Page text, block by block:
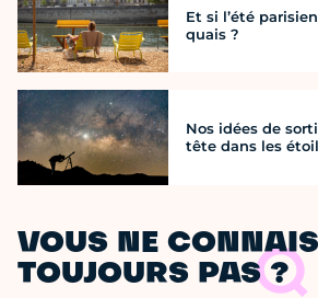
Et si l’été
quais ?
Nos idées de
tête dans les
VOUS NE
TOUJOURS PAS ?